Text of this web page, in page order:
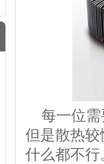
每一位需
但是散热
什么都不行